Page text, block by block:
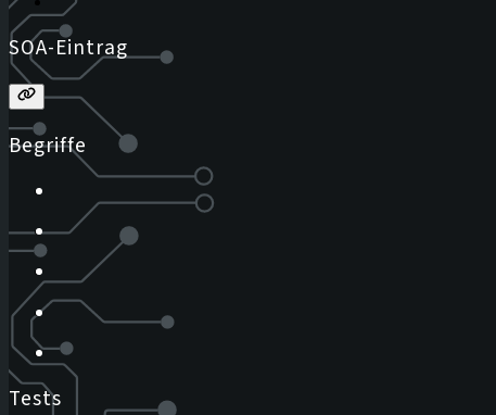
SOA-Eintrag
Begriffe
Tests